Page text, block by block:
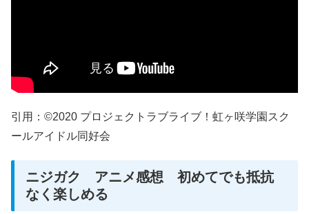
引用：©2020 プロジェクトラブライブ！虹ヶ咲学園スク
ールアイドル同好会
ニジガク アニメ感想 初めてでも抵抗
なく楽しめる